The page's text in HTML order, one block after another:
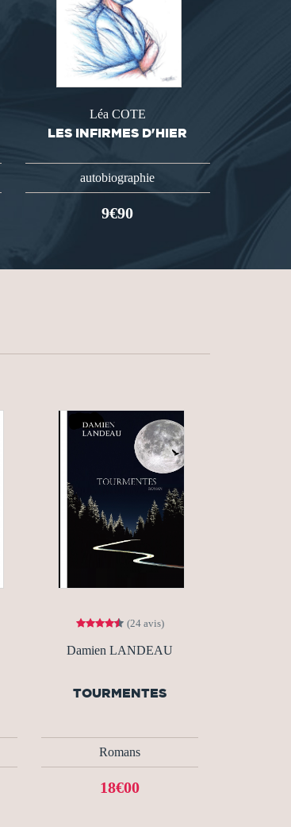
Léa COTE
LES INFIRMES D'HIER
autobiographie
9€90
(24 avis)
Damien LANDEAU
TOURMENTES
Romans
18€00